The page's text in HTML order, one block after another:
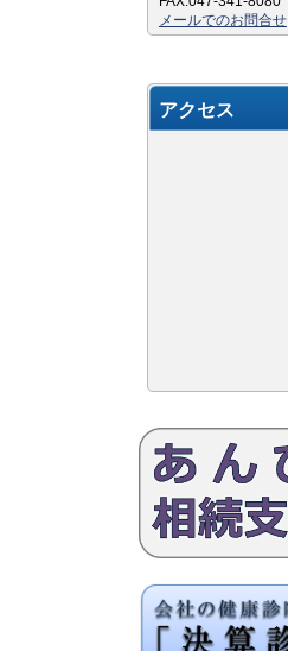
メールでのお問合せ
アクセス